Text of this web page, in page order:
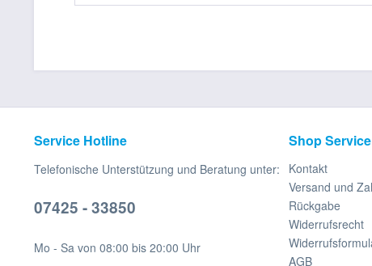
Service Hotline
Telefonische Unterstützung und Beratung unter:
07425 - 33850
Mo - Sa von 08:00 bis 20:00 Uhr
Shop Service
Kontakt
Versand und
Rückgabe
Widerrufsrecht
AGB